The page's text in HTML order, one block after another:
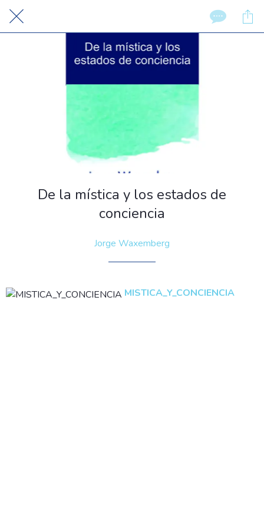
De la mística y los estados de
conciencia
Jorge Waxemberg
MISTICA_Y_CONCIENCIA